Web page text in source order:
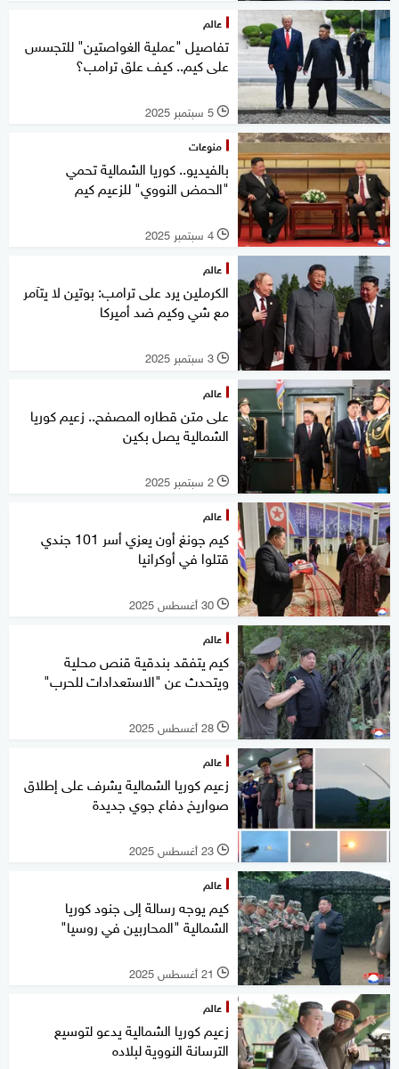
عالم
تفاصيل "عملية الغواصتين" للتجسس
على كيم.. كيف علق ترامب؟
l 5 سبتمبر 2025
منوعات
بالفيديو.. كوريا الشمالية تحمي
"الحمض النووي" للزعيم كيم
l 4 سبتمبر 2025
عالم
الكرملين يرد على ترامب: بوتين لا يتآمر
مع شي وكيم ضد أميركا
l 3 سبتمبر 2025
عالم
على متن قطاره المصفح.. زعيم كوريا
الشمالية يصل بكين
l 2 سبتمبر 2025
عالم
كيم جونغ أون يعزي أسر 101 جندي
قتلوا في أوكرانيا
l 30 أغسطس 2025
عالم
كيم يتفقد بندقية قنص محلية
ويتحدث عن "الاستعدادات للحرب"
l 28 أغسطس 2025
عالم
زعيم كوريا الشمالية يشرف على إطلاق
صواريخ دفاع جوي جديدة
l 23 أغسطس 2025
عالم
كيم يوجه رسالة إلى جنود كوريا
الشمالية "المحاربين في روسيا"
l 21 أغسطس 2025
عالم
زعيم كوريا الشمالية يدعو لتوسيع
الترسانة النووية لبلاده